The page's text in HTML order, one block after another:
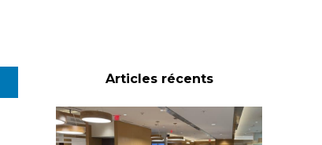
Articles récents